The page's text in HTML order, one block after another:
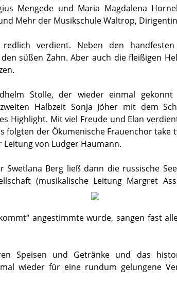
Mengede und Maria Magdalena
Mehr der Musikschule Waltrop,
verdient. Neben den
süßen Zahn. Aber auch die fleißigen
Stolle, der wieder einmal
Halbzeit Sonja Jöher mit dem
Highlight. Mit viel Freude und Elan
folgten der Ökumenische Frauenchor take
von Ludger Haumann.
Swetlana Berg ließ dann die russische
(musikalische Leitung Margret
angestimmte wurde, sangen fast
Speisen und Getränke und das
wieder für eine rundum gelungene